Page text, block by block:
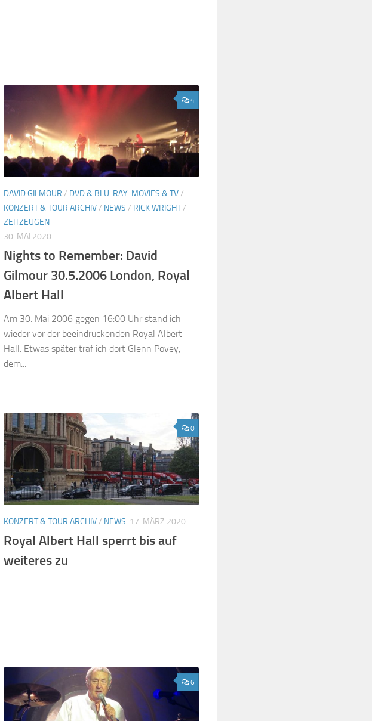
4
DAVID GILMOUR / DVD & BLU-RAY: MOVIES & TV/
KONZERT & TOUR ARCHIV/ NEWS / RICK WRIGHT/
ZEITZEUGEN
30. MAI 2020
Nights to Remember: David
Gilmour 30.5.2006 London, Royal
Albert Hall
Am 30. Mai 2006 gegen 16:00 Uhr stand ich
wieder vor der beeindruckenden Royal Albert
Hall. Etwas später traf ich dort Glenn Povey,
dem...
0
KONZERT & TOUR ARCHIV/ NEWS 17. MÄRZ 2020
Royal Albert Hall sperrt bis auf
weiteres zu
6